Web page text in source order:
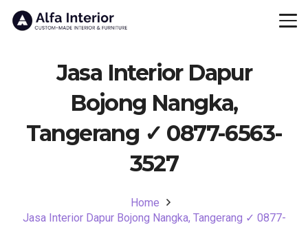
Jasa Interior Dapur
Bojong Nangka,
Tangerang ✓ 0877-6563-
3527
Home
Jasa Interior Dapur Bojong Nangka, Tangerang ✓ 0877-